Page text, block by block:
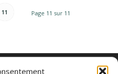
Page 11 sur 11
11